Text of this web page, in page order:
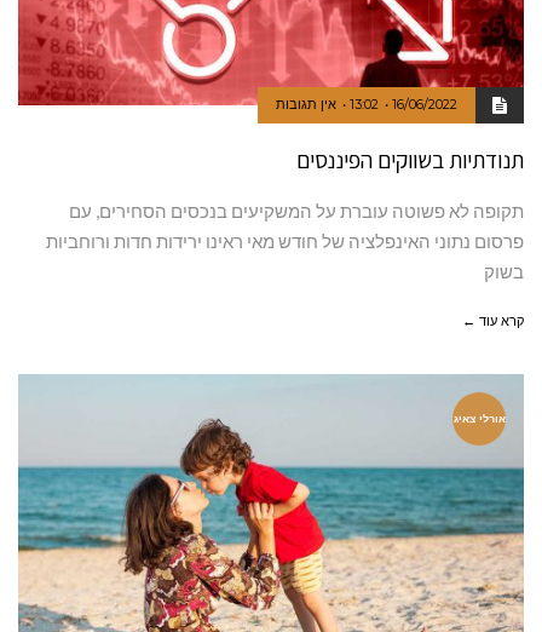
16/06/2022
13:02 אין תגובות
תנודתיות בשווקים הפיננסים
תקופה לא פשוטה עוברת על המשקיעים בנכסים הסחירים, עם
פרסום נתוני האינפלציה של חודש מאי ראינו ירידות חדות ורוחביות
בשוק
קרא עוד ←
אורלי צאיג